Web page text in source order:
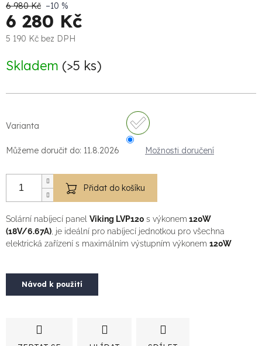
6 980 Kč –10 %
6 280 Kč
5 190 Kč bez DPH
cena:
Skladem (>5 ks)
Varianta
Můžeme doručit do: 11.8.2026 Možnosti doručení
Přidat do košíku
Solární nabíjecí panel Viking LVP120 s výkonem 120W
(18V/6.67A), je ideální pro nabíjecí jednotkou pro všechna
elektrická zařízení s maximálním výstupním výkonem 120W
Návod k použití